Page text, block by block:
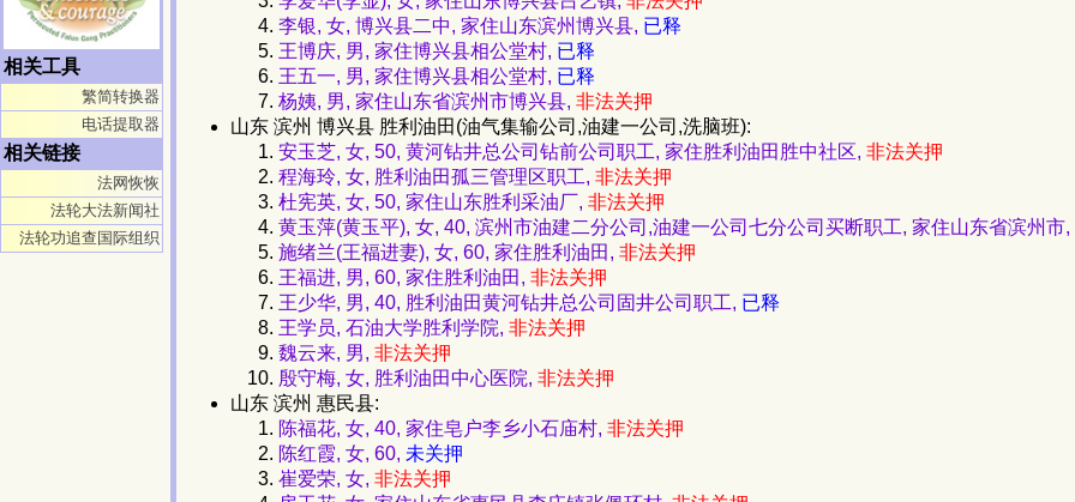
相关工具
繁简转换器
电话提取器
相关链接
法网恢恢
法轮大法新闻社
法轮功追查国际组织
李银, 女, 博兴县二中, 家住山东滨州博兴县, 已释
王博庆, 男, 家住博兴县相公堂村, 已释
王五一, 男, 家住博兴县相公堂村, 已释
杨姨, 男, 家住山东省滨州市博兴县, 非法关押
山东 滨州 博兴县 胜利油田(油气集输公司,油建一公司,洗脑班):
安玉芝, 女, 50, 黄河钻井总公司钻前公司职工, 家住胜利油田胜中社区, 非法关押
程海玲, 女, 胜利油田孤三管理区职工, 非法关押
杜宪英, 女, 50, 家住山东胜利采油厂, 非法关押
黄玉萍(黄玉平), 女, 40, 滨州市油建二分公司,油建一公司七分公司买断职工, 家住山东省滨州市,
施绪兰(王福进妻), 女, 60, 家住胜利油田, 非法关押
王福进, 男, 60, 家住胜利油田, 非法关押
王少华, 男, 40, 胜利油田黄河钻井总公司固井公司职工, 已释
王学员, 石油大学胜利学院, 非法关押
魏云来, 男, 非法关押
殷守梅, 女, 胜利油田中心医院, 非法关押
山东 滨州 惠民县:
陈福花, 女, 40, 家住皂户李乡小石庙村, 非法关押
陈红霞, 女, 60, 未关押
崔爱荣, 女, 非法关押